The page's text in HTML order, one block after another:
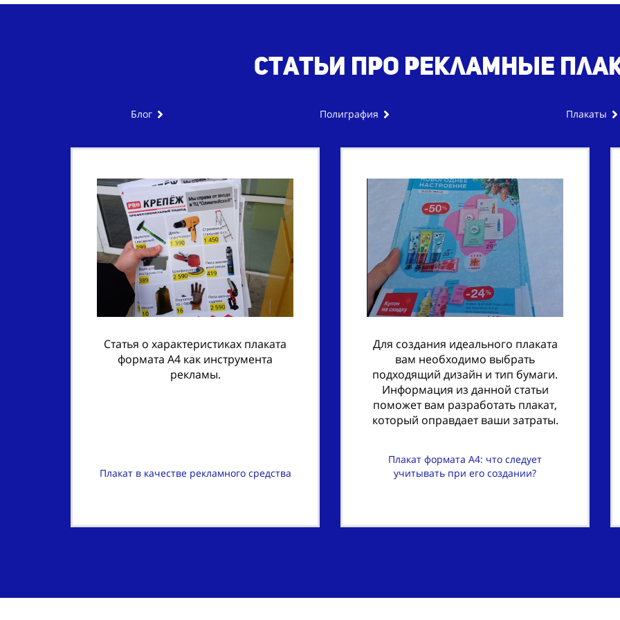
Статьи про рекламные
Блог Полиграфия Плакаты
Статья о характеристиках плаката
формата A4 как инструмента
рекламы.
Плакат в качестве рекламного средства
Для создания идеального плаката
вам необходимо выбрать
подходящий дизайн и тип бумаги.
Информация из данной статьи
поможет вам разработать плакат,
который оправдает ваши затраты.
Плакат формата A4: что следует
учитывать при его создании?